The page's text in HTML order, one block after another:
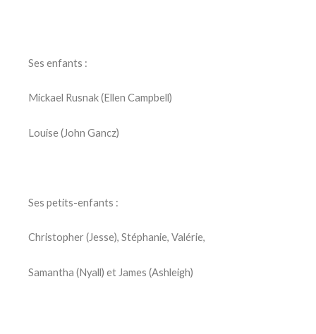
Ses enfants :
Mickael Rusnak (Ellen Campbell)
Louise (John Gancz)
Ses petits-enfants :
Christopher (Jesse), Stéphanie, Valérie,
Samantha (Nyall) et James (Ashleigh)